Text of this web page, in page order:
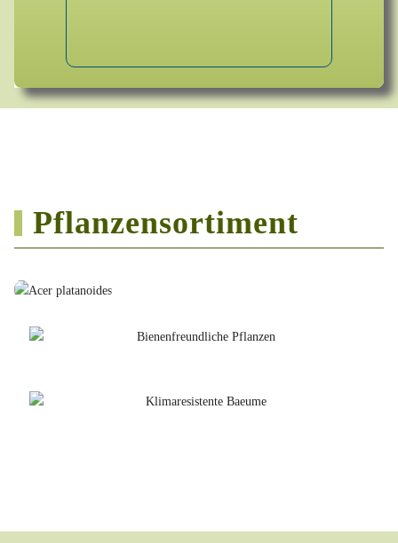
Pflanzensortiment